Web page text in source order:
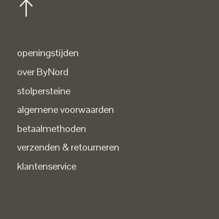
openingstijden
over ByNord
stolpersteine
algemene voorwaarden
betaalmethoden
verzenden & retourneren
klantenservice